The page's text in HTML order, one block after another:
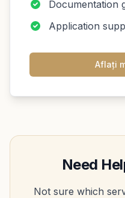
Documentation
Application
Aflați
Need
Not sure which